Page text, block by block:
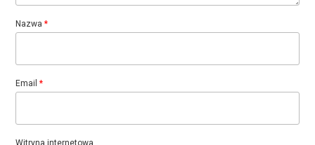
Nazwa*
Email*
Witryna internetowa